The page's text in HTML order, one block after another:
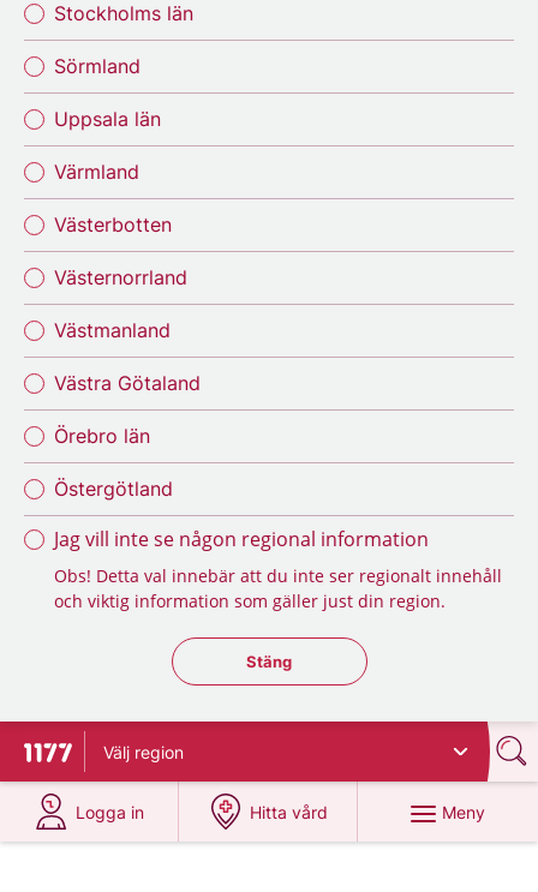
Stockholms län
Sörmland
Uppsala län
Värmland
Västerbotten
Västernorrland
Västmanland
Västra Götaland
Örebro län
Östergötland
Jag vill inte se någon regional information
Obs! Detta val innebär att du inte ser regionalt innehåll
och viktig information som gäller just din region.
Stäng regionsväljaren
Stäng
Till startsidan för 1177
Välj region
Logga in
på 1177.se
Hitta vård
på 1177.se
Meny